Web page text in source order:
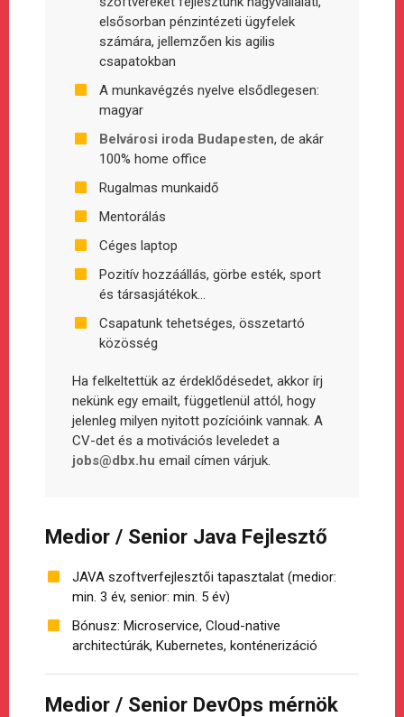
elsősorban pénzintézeti ügyfelek
számára, jellemzően kis agilis
csapatokban
A munkavégzés nyelve elsődlegesen:
magyar
Belvárosi iroda Budapesten, de akár
100% home office
Rugalmas munkaidő
Mentorálás
Céges laptop
Pozitív hozzáállás, görbe esték, sport
és társasjátékok...
Csapatunk tehetséges, összetartó
közösség
Ha felkeltettük az érdeklődésedet, akkor írj
nekünk egy emailt, függetlenül attól, hogy
jelenleg milyen nyitott pozícióink vannak. A
CV-det és a motivációs leveledet a
jobs@dbx.hu email címen várjuk.
Medior / Senior Java Fejlesztő
JAVA szoftverfejlesztői tapasztalat (medior:
min. 3 év, senior: min. 5 év)
Bónusz: Microservice, Cloud-native
architectúrák, Kubernetes, konténerizáció
Medior / Senior DevOps mérnök